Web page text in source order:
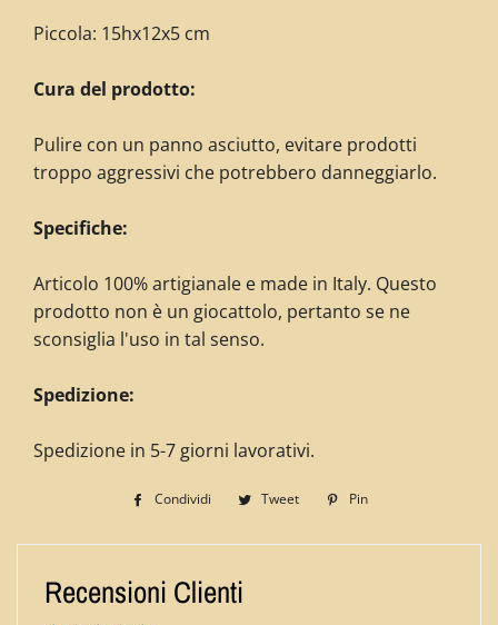
Piccola: 15hx12x5 cm
Cura del prodotto:
Pulire con un panno asciutto, evitare prodotti
troppo aggressivi che potrebbero danneggiarlo.
Specifiche:
Articolo 100% artigianale e made in Italy. Questo
prodotto non è un giocattolo, pertanto se ne
sconsiglia l'uso in tal senso.
Spedizione:
Spedizione in 5-7 giorni lavorativi.
Condividi
Condividi
Facebook
Tweet
Twitta
Twitter
Pin
Pinterest
Recensioni Clienti